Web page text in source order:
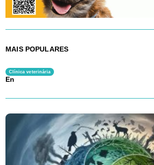
MAIS POPULARES
Clínica veterinária
En